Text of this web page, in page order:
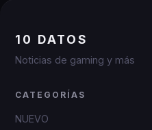
10 DATOS
Noticias de gaming y más
CATEGORÍAS
NUEVO